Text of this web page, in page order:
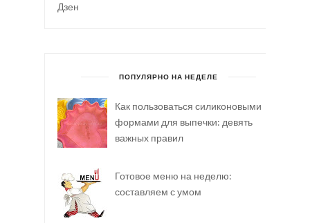
Дзен
ПОПУЛЯРНО НА НЕДЕЛЕ
Как пользоваться силиконовыми
формами для выпечки: девять
важных правил
Готовое меню на неделю:
составляем с умом